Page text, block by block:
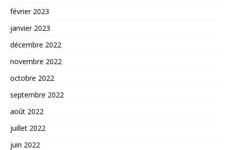
février 2023
janvier 2023
décembre 2022
novembre 2022
octobre 2022
septembre 2022
août 2022
juillet 2022
juin 2022